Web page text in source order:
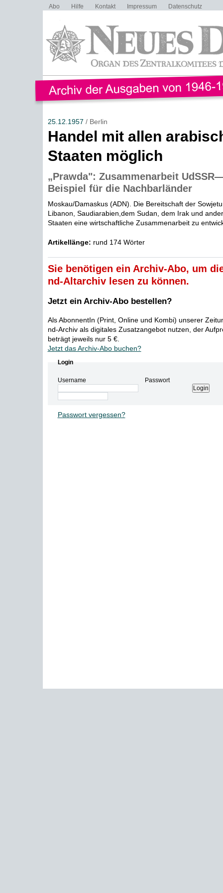
Abo Hilfe Kontakt Impressum Datenschutz
25.12.1957 / Berlin
Handel mit allen
Staaten möglich
„Prawda": Zusammenarbeit
Beispiel für die Nachbarländer
Moskau/Damaskus (ADN). Die Bereitschaft der
Libanon, Saudiarabien,dem Sudan, dem Irak und
Staaten eine wirtschaftliche Zusammenarbeit zu
Artikellänge: rund 174 Wörter
Sie benötigen ein Archiv-Abo, um
nd-Altarchiv lesen zu können.
Jetzt ein Archiv-Abo bestellen?
Als AbonnentIn (Print, Online und Kombi) unserer
nd-Archiv als digitales Zusatzangebot nutzen, der
beträgt jeweils nur 5 €.
Jetzt das Archiv-Abo buchen?
Login
Username Passwort
Passwort vergessen?